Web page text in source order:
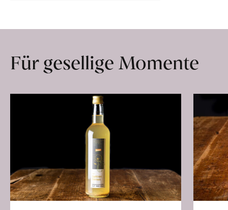
Hof
erfahren
Für gesellige Momente